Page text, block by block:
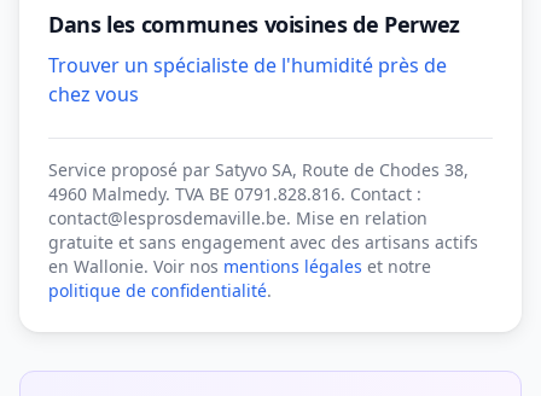
Dans les communes voisines de Perwez
Trouver un spécialiste de l'humidité près de
chez vous
Service proposé par Satyvo SA, Route de Chodes 38,
4960 Malmedy. TVA BE 0791.828.816. Contact :
contact@lesprosdemaville.be. Mise en relation
gratuite et sans engagement avec des artisans actifs
en Wallonie. Voir nos mentions légales et notre
politique de confidentialité.